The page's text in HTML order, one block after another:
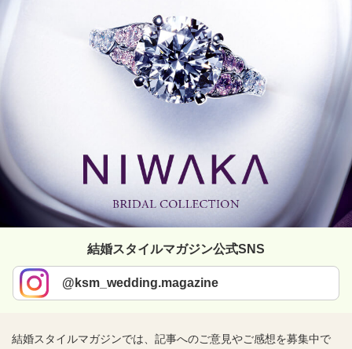
結婚スタイルマガジン公式SNS
@ksm_wedding.magazine
結婚スタイルマガジンでは、記事へのご意見やご感想を募集中で